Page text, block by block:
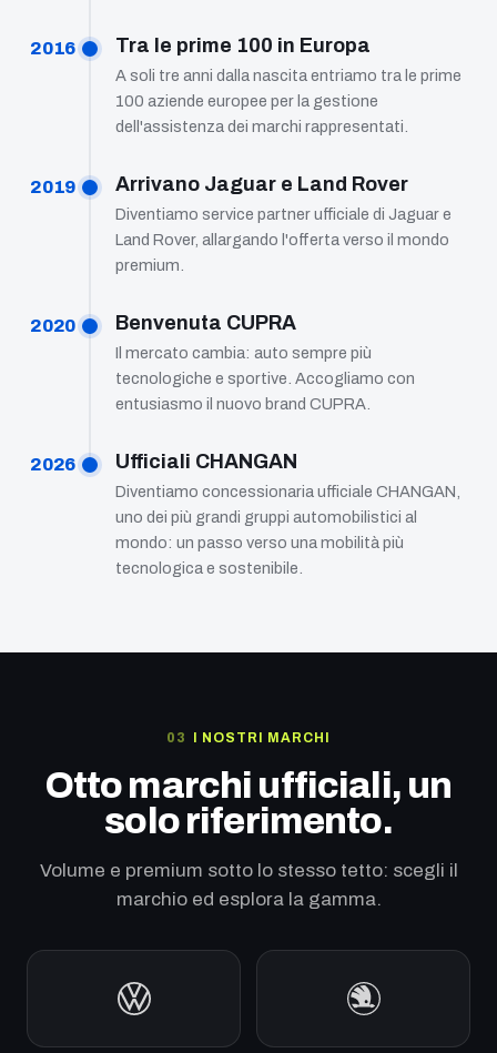
2016 Tra le prime 100 in Europa
A soli tre anni dalla nascita entriamo tra le prime
100 aziende europee per la gestione
dell'assistenza dei marchi rappresentati.
2019 Arrivano Jaguar e Land Rover
Diventiamo service partner ufficiale di Jaguar e
Land Rover, allargando l'offerta verso il mondo
premium.
2020 Benvenuta CUPRA
Il mercato cambia: auto sempre più
tecnologiche e sportive. Accogliamo con
entusiasmo il nuovo brand CUPRA.
2026 Ufficiali CHANGAN
Diventiamo concessionaria ufficiale CHANGAN,
uno dei più grandi gruppi automobilistici al
mondo: un passo verso una mobilità più
tecnologica e sostenibile.
I NOSTRI MARCHI
Otto marchi ufficiali, un
solo riferimento.
Volume e premium sotto lo stesso tetto: scegli il
marchio ed esplora la gamma.